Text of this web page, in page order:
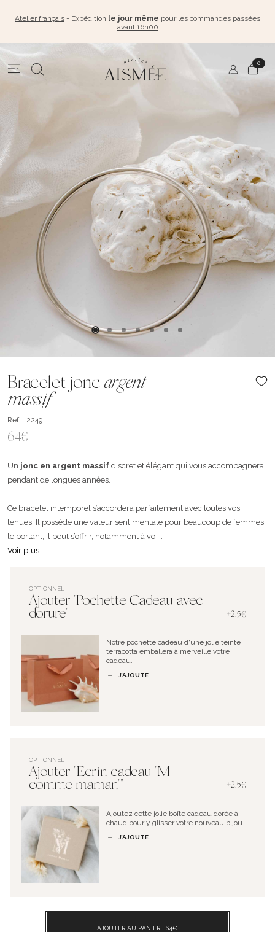
Atelier français - Expédition le jour même pour les commandes passées
avant 16h00
0
Bracelet joncargent
massif
Ref. : 2249
64€
Un jonc en argent massif discret et élégant qui vous accompagnera
pendant de longues années.
Ce bracelet intemporel s’accordera parfaitement avec toutes vos
tenues. Il possède une valeur sentimentale pour beaucoup de femmes
le portant, il peut s’offrir, notamment à vo ...
Voir plus
OPTIONNEL
Ajouter "Pochette Cadeau avec
dorure"
+2.5€
Notre pochette cadeau d'une jolie teinte
terracotta emballera à merveille votre
cadeau.
J’AJOUTE
OPTIONNEL
Ajouter "Ecrin cadeau "M
comme maman""
+2.5€
Ajoutez cette jolie boîte cadeau dorée à
chaud pour y glisser votre nouveau bijou.
J’AJOUTE
AJOUTER AU PANIER |64€